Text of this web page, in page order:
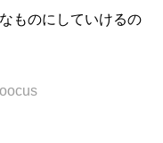
ものにしていけるの